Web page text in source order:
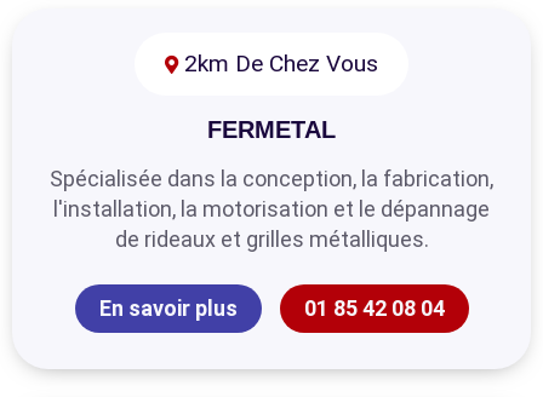
2km De Chez Vous
FERMETAL
Spécialisée dans la conception, la fabrication,
l'installation, la motorisation et le dépannage
de rideaux et grilles métalliques.
En savoir plus 01 85 42 08 04